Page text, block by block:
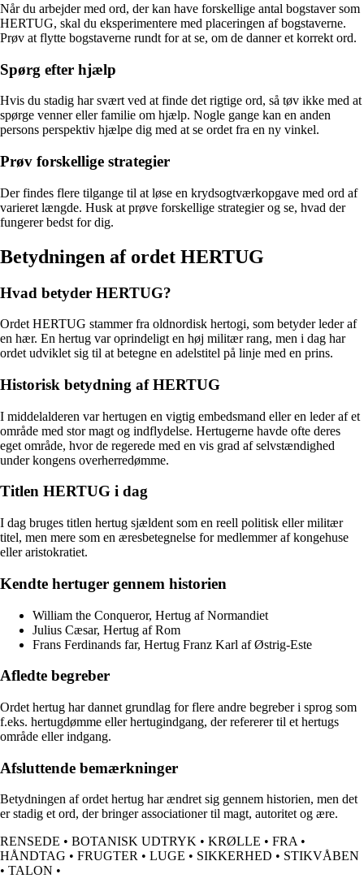
Når du arbejder med ord, der kan have forskellige antal bogstaver som
HERTUG, skal du eksperimentere med placeringen af bogstaverne.
Prøv at flytte bogstaverne rundt for at se, om de danner et korrekt ord.
Spørg efter hjælp
Hvis du stadig har svært ved at finde det rigtige ord, så tøv ikke med at
spørge venner eller familie om hjælp. Nogle gange kan en anden
persons perspektiv hjælpe dig med at se ordet fra en ny vinkel.
Prøv forskellige strategier
Der findes flere tilgange til at løse en krydsogtværkopgave med ord af
varieret længde. Husk at prøve forskellige strategier og se, hvad der
fungerer bedst for dig.
Betydningen af ordet HERTUG
Hvad betyder HERTUG?
Ordet HERTUG stammer fra oldnordisk hertogi, som betyder leder af
en hær. En hertug var oprindeligt en høj militær rang, men i dag har
ordet udviklet sig til at betegne en adelstitel på linje med en prins.
Historisk betydning af HERTUG
I middelalderen var hertugen en vigtig embedsmand eller en leder af et
område med stor magt og indflydelse. Hertugerne havde ofte deres
eget område, hvor de regerede med en vis grad af selvstændighed
under kongens overherredømme.
Titlen HERTUG i dag
I dag bruges titlen hertug sjældent som en reell politisk eller militær
titel, men mere som en æresbetegnelse for medlemmer af kongehuse
eller aristokratiet.
Kendte hertuger gennem historien
William the Conqueror, Hertug af Normandiet
Julius Cæsar, Hertug af Rom
Frans Ferdinands far, Hertug Franz Karl af Østrig-Este
Afledte begreber
Ordet hertug har dannet grundlag for flere andre begreber i sprog som
f.eks. hertugdømme eller hertugindgang, der refererer til et hertugs
område eller indgang.
Afsluttende bemærkninger
Betydningen af ordet hertug har ændret sig gennem historien, men det
er stadig et ord, der bringer associationer til magt, autoritet og ære.
RENSEDE • BOTANISK UDTRYK • KRØLLE • FRA•
HÅNDTAG • FRUGTER • LUGE • SIKKERHED • STIKVÅBEN
• TALON •